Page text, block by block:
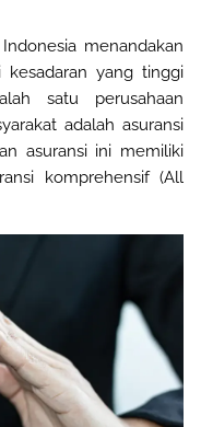
menandakan
kesadaran yang tinggi
satu perusahaan
adalah asuransi
asuransi ini memiliki
komprehensif (All